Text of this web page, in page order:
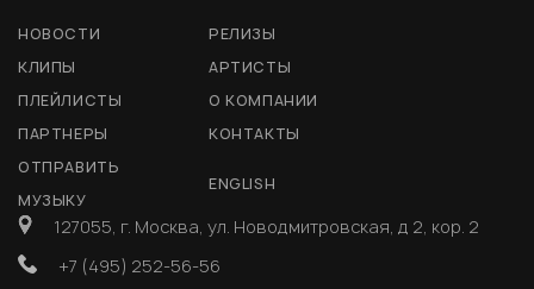
НОВОСТИ
РЕЛИЗЫ
КЛИПЫ
АРТИСТЫ
ПЛЕЙЛИСТЫ
О КОМПАНИИ
ПАРТНЕРЫ
КОНТАКТЫ
ОТПРАВИТЬ
МУЗЫКУ
ENGLISH
127055, г. Москва, ул. Новодмитровская, д 2, кор. 2
+7 (495) 252-56-56